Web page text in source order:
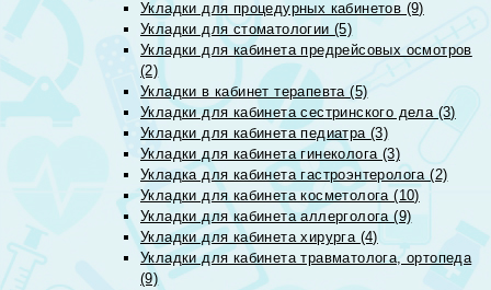
Укладки для процедурных кабинетов (9)
Укладки для стоматологии (5)
Укладки для кабинета предрейсовых осмотров
(2)
Укладки в кабинет терапевта (5)
Укладки для кабинета сестринского дела (3)
Укладки для кабинета педиатра (3)
Укладки для кабинета гинеколога (3)
Укладка для кабинета гастроэнтеролога (2)
Укладки для кабинета косметолога (10)
Укладки для кабинета аллерголога (9)
Укладки для кабинета хирурга (4)
Укладки для кабинета травматолога, ортопеда
(9)